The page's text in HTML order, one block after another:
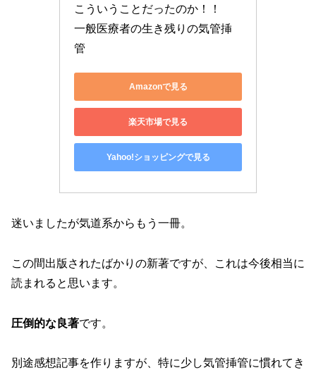
こういうことだったのか！！
一般医療者の生き残りの気管挿
管
Amazonで見る
楽天市場で見る
Yahoo!ショッピングで見る
迷いましたが気道系からもう一冊。
この間出版されたばかりの新著ですが、これは今後相当に
読まれると思います。
圧倒的な良著です。
別途感想記事を作りますが、特に少し気管挿管に慣れてき